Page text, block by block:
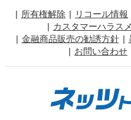
所有権解除 リコール情報
カスタマーハラス
金融商品販売の勧誘方針
お問い合わせ